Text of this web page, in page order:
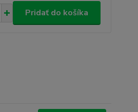
Pridať do košíka